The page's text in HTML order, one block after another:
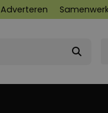
Adverteren